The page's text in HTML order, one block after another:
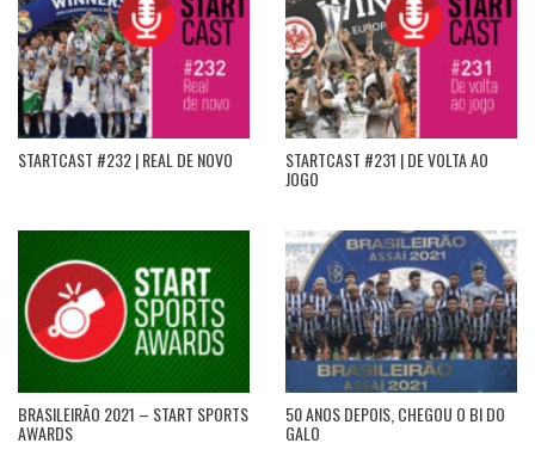
STARTCAST #232 | REAL DE NOVO STARTCAST #231 | DE VOLTA AO
JOGO
BRASILEIRÃO 2021 – START SPORTS
AWARDS
50 ANOS DEPOIS, CHEGOU O BI DO
GALO